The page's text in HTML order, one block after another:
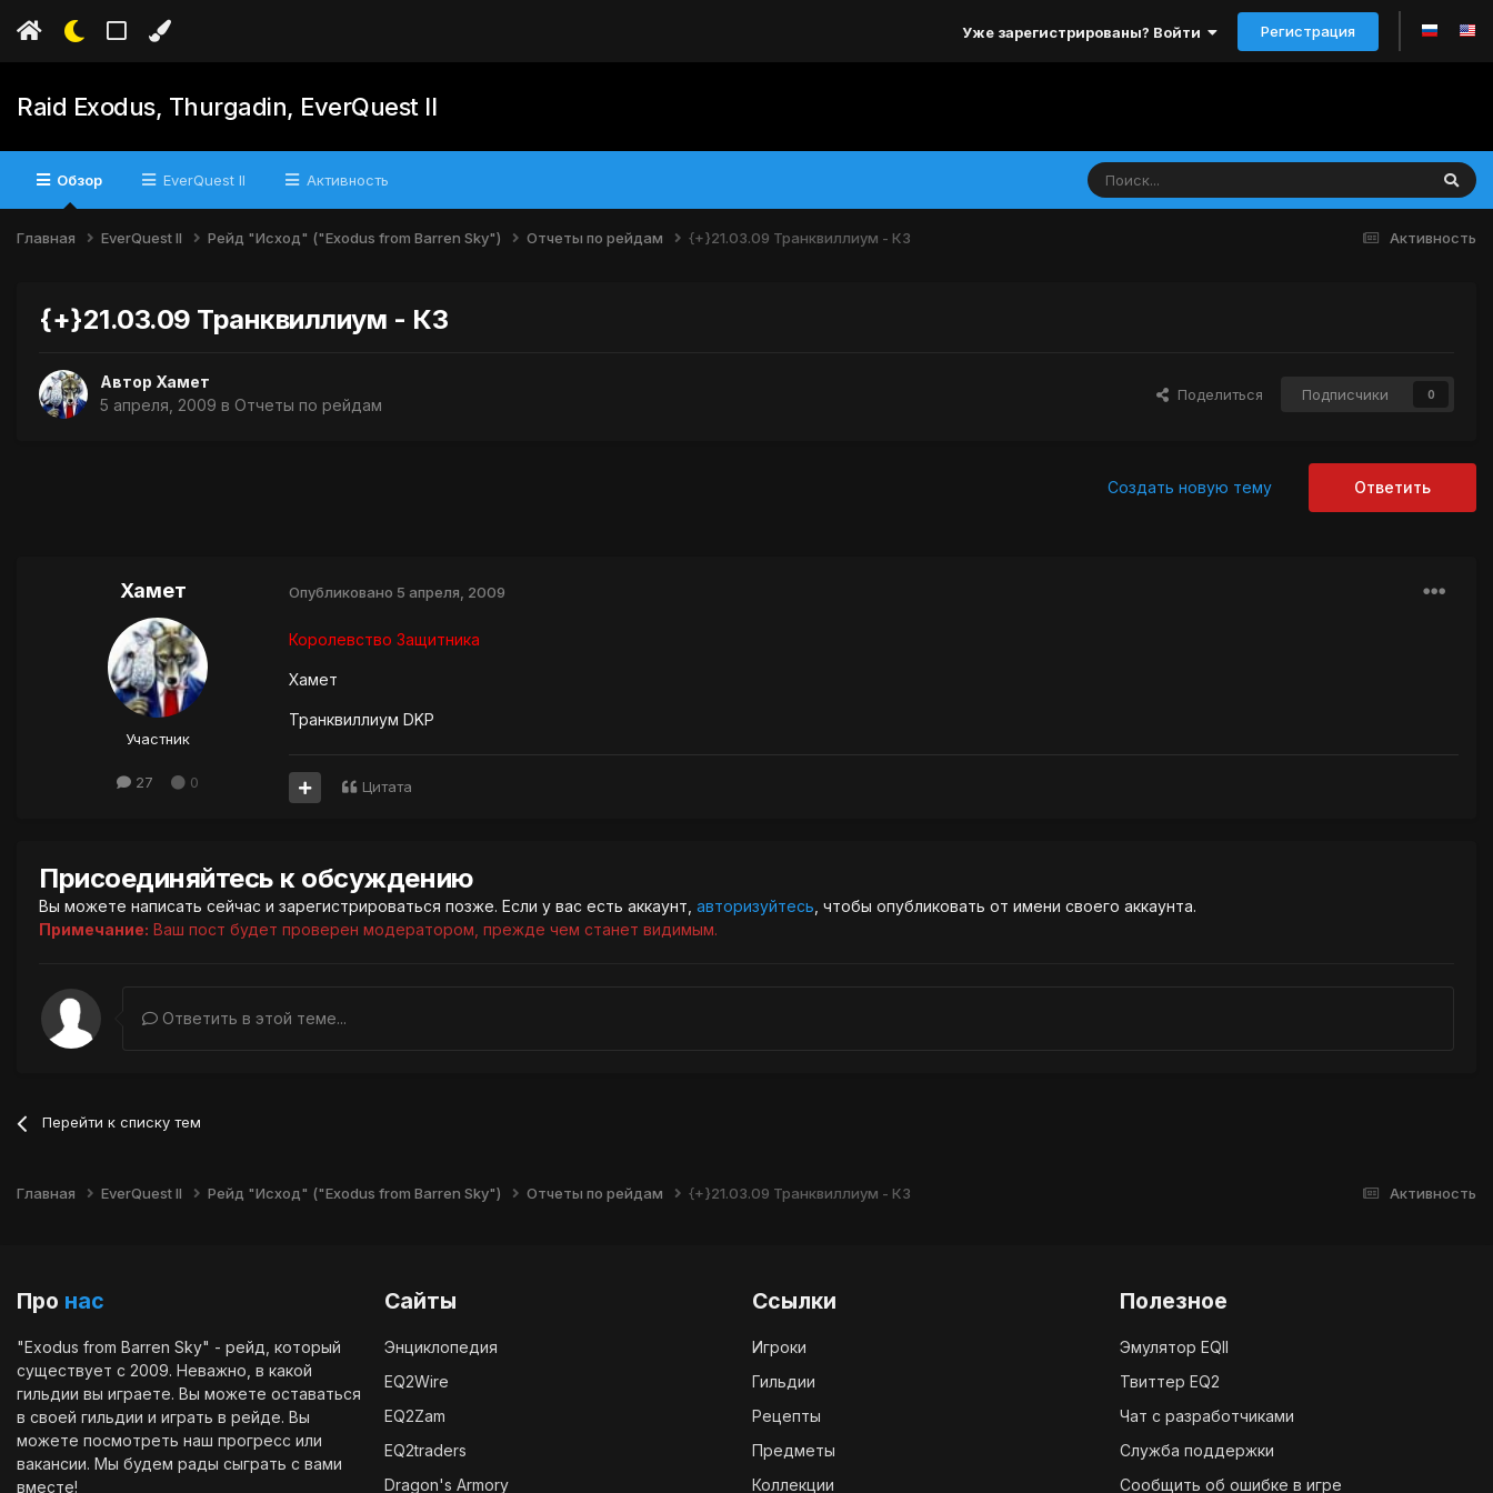
Уже зарегистрированы? Войти Регистрация
Raid Exodus, Thurgadin, EverQuest II
Обзор EverQuest II Активность
Активность
Главная EverQuest II Рейд "Исход" ("Exodus from Barren Sky") Отчеты по рейдам {+}21.03.09 Транквиллиум - КЗ
{+}21.03.09 Транквиллиум - КЗ
Автор Хамет
5 апреля, 2009 в Отчеты по рейдам
Поделиться Подписчики 0
Ответить
Создать новую тему
Хамет
Участник
27 0
Опубликовано 5 апреля, 2009
Королевство Защитника
Хамет
Транквиллиум DKP
Цитата
Присоединяйтесь к обсуждению
Вы можете написать сейчас и зарегистрироваться позже. Если у вас есть аккаунт, авторизуйтесь , чтобы опубликовать от имени своего аккаунта.
Примечание: Ваш пост будет проверен модератором, прежде чем станет видимым.
Ответить в этой теме...
Перейти к списку тем
Активность
Главная EverQuest II Рейд "Исход" ("Exodus from Barren Sky") Отчеты по рейдам {+}21.03.09 Транквиллиум - КЗ
Про нас
"Exodus from Barren Sky" - рейд, который
существует с 2009. Неважно, в какой
гильдии вы играете. Вы можете оставаться
в своей гильдии и играть в рейде. Вы
можете посмотреть наш прогресс или
вакансии. Мы будем рады сыграть с вами
вместе!
Сайты
Энциклопедия
EQ2Wire
EQ2Zam
EQ2traders
Dragon's Armory
Ссылки
Игроки
Гильдии
Рецепты
Предметы
Коллекции
Полезное
Эмулятор EQII
Твиттер EQ2
Чат с разработчиками
Служба поддержки
Сообщить об ошибке в игре